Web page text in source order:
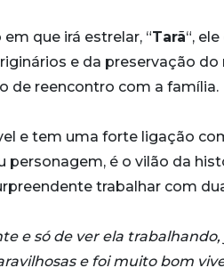
que irá estrelar, “Tarã“,
e da preservação
de reencontro com a família.
e tem uma forte ligação
personagem, é o vilão da
trabalhar com
e só de ver ela
e foi muito bom